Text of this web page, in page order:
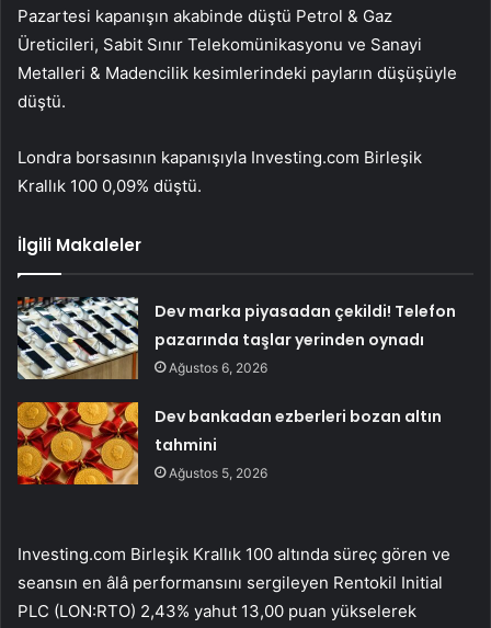
Pazartesi kapanışın akabinde düştü Petrol & Gaz
Üreticileri, Sabit Sınır Telekomünikasyonu ve Sanayi
Metalleri & Madencilik kesimlerindeki payların düşüşüyle
düştü.
Londra borsasının kapanışıyla Investing.com Birleşik
Krallık 100 0,09% düştü.
İlgili Makaleler
Dev marka piyasadan çekildi! Telefon
pazarında taşlar yerinden oynadı
Ağustos 6, 2026
Dev bankadan ezberleri bozan altın
tahmini
Ağustos 5, 2026
Investing.com Birleşik Krallık 100 altında süreç gören ve
seansın en âlâ performansını sergileyen Rentokil Initial
PLC (LON:RTO) 2,43% yahut 13,00 puan yükselerek